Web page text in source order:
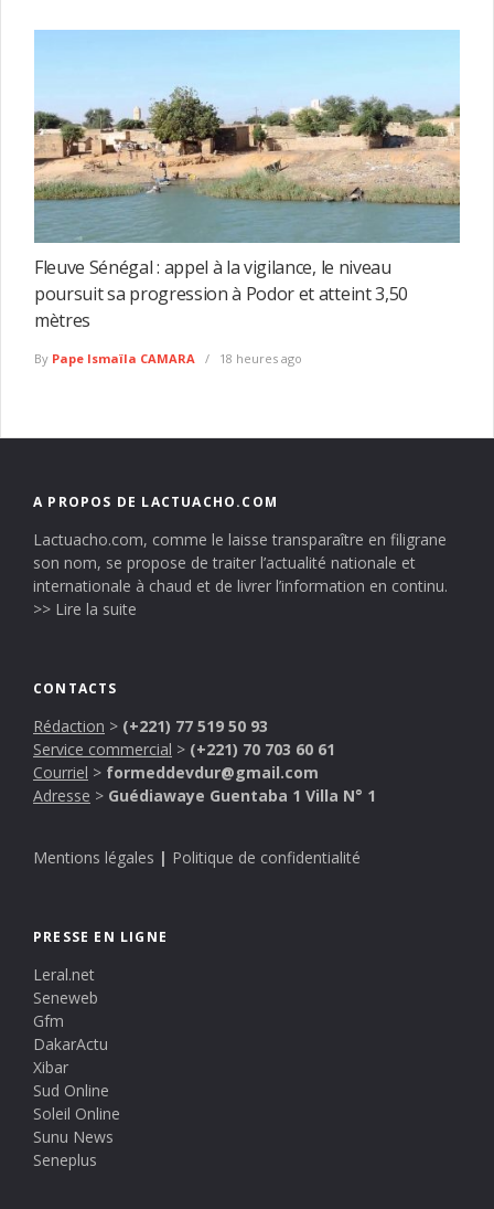
Fleuve Sénégal : appel à la vigilance, le niveau
poursuit sa progression à Podor et atteint 3,50
mètres
By Pape Ismaïla CAMARA 18 heures ago
A PROPOS DE LACTUACHO.COM
Lactuacho.com, comme le laisse transparaître en filigrane
son nom, se propose de traiter l’actualité nationale et
internationale à chaud et de livrer l’information en continu.
>> Lire la suite
CONTACTS
Rédaction > (+221) 77 519 50 93
Service commercial > (+221) 70 703 60 61
Courriel > formeddevdur@gmail.com
Adresse > Guédiawaye Guentaba 1 Villa N° 1
Mentions légales | Politique de confidentialité
PRESSE EN LIGNE
Leral.net
Seneweb
Gfm
DakarActu
Xibar
Sud Online
Soleil Online
Sunu News
Seneplus